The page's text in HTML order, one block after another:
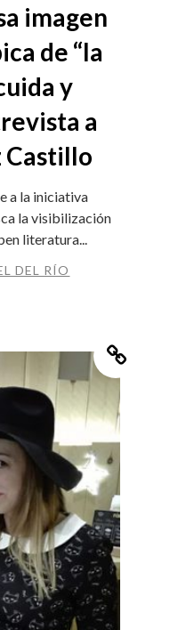
imagen
de “la
y
a
a la iniciativa
la visibilización
literatura...
DEL RÍO